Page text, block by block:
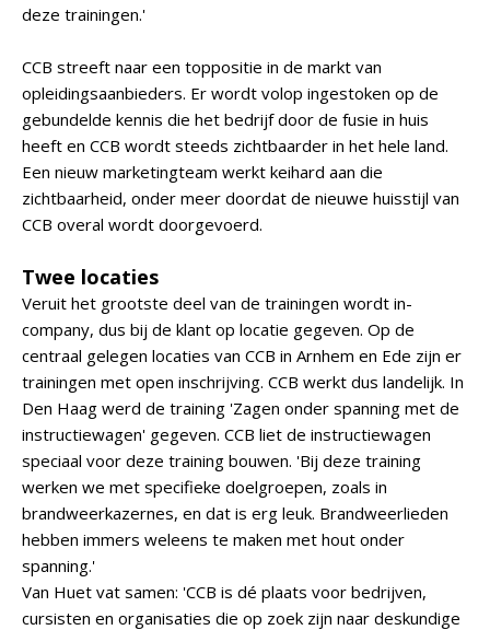
deze trainingen.'
CCB streeft naar een toppositie in de markt van
opleidingsaanbieders. Er wordt volop ingestoken op de
gebundelde kennis die het bedrijf door de fusie in huis
heeft en CCB wordt steeds zichtbaarder in het hele land.
Een nieuw marketingteam werkt keihard aan die
zichtbaarheid, onder meer doordat de nieuwe huisstijl van
CCB overal wordt doorgevoerd.
Twee locaties
Veruit het grootste deel van de trainingen wordt in-
company, dus bij de klant op locatie gegeven. Op de
centraal gelegen locaties van CCB in Arnhem en Ede zijn er
trainingen met open inschrijving. CCB werkt dus landelijk. In
Den Haag werd de training 'Zagen onder spanning met de
instructiewagen' gegeven. CCB liet de instructiewagen
speciaal voor deze training bouwen. 'Bij deze training
werken we met specifieke doelgroepen, zoals in
brandweerkazernes, en dat is erg leuk. Brandweerlieden
hebben immers weleens te maken met hout onder
spanning.'
Van Huet vat samen: 'CCB is dé plaats voor bedrijven,
cursisten en organisaties die op zoek zijn naar deskundige